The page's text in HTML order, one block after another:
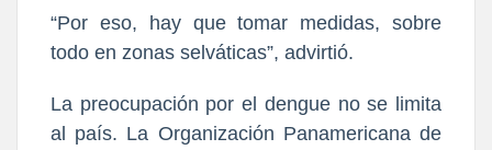
“Por eso, hay que tomar medidas, sobre
todo en zonas selváticas”, advirtió.
La preocupación por el dengue no se limita
al país. La Organización Panamericana de